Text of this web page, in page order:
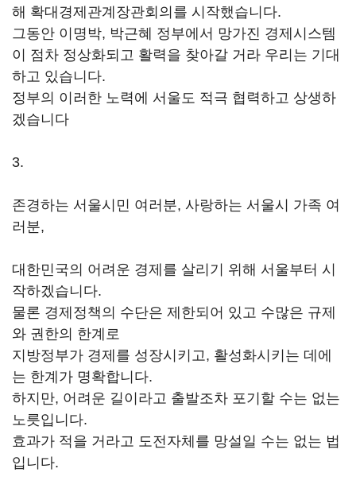
해 확대경제관계장관회의를 시작했습니다.
그동안 이명박, 박근혜 정부에서 망가진 경제시스템
이 점차 정상화되고 활력을 찾아갈 거라 우리는 기대
하고 있습니다.
정부의 이러한 노력에 서울도 적극 협력하고 상생하
겠습니다
3.
존경하는 서울시민 여러분, 사랑하는 서울시 가족 여
러분,
대한민국의 어려운 경제를 살리기 위해 서울부터 시
작하겠습니다.
물론 경제정책의 수단은 제한되어 있고 수많은 규제
와 권한의 한계로
지방정부가 경제를 성장시키고, 활성화시키는 데에
는 한계가 명확합니다.
하지만, 어려운 길이라고 출발조차 포기할 수는 없는
노릇입니다.
효과가 적을 거라고 도전자체를 망설일 수는 없는 법
입니다.